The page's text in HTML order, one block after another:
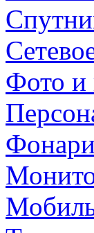
Фото и
Фонари